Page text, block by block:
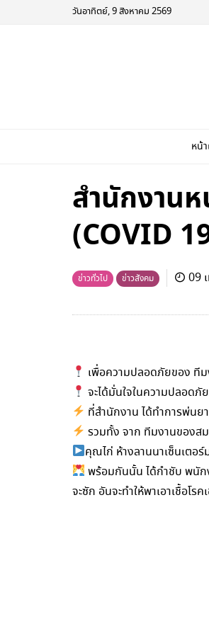
วันอาทิตย์, 9 สิงหาคม 2569
หน้
สำนักงาน
(COVID
ข่าวทั่วไป ข่าวสังคม 09
เพื่อความปลอดภัยของ ที
จะได้มั่นใจในความปลอดภั
ที่สำนักงาน ได้ทำการพ่นย
รวมทั้ง จาก ทีมงานของส
คุณไก่ ห้างลานนาเซ็นเตอร์
พร้อมกันนั้น ได้กำชับ พนัก
จะซัก อันจะทำให้พาเอาเชื้อโร